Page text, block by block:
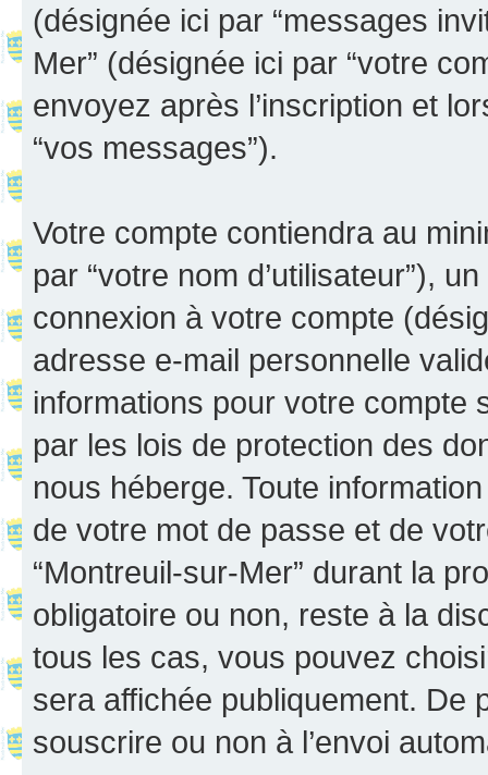
(désignée ici par “messages
Mer” (désignée ici par “votre
envoyez après l’inscription et
“vos messages”).
Votre compte contiendra au
par “votre nom d’utilisateur”),
connexion à votre compte
adresse e-mail personnelle
informations pour votre compte
par les lois de protection des
nous héberge. Toute
de votre mot de passe et de
“Montreuil-sur-Mer” durant la
obligatoire ou non, reste à la
tous les cas, vous pouvez
sera affichée publiquement. De
souscrire ou non à l’envoi